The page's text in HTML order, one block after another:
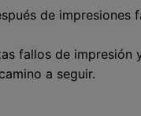
de impresiones
fallos de impresión
a seguir.